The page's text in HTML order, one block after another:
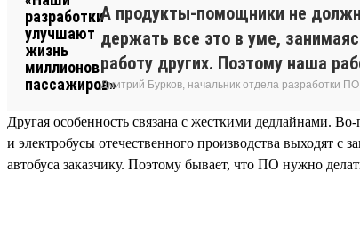
А продукты-помощники не
держать все это в уме,
работу других. Поэтому наша
Дмитрий Бурков, начальник отдела разработки ПО
Другая особенность связана с жесткими дедлайнами.
и электробусы отечественного производства выходят
автобуса заказчику. Поэтому бывает, что ПО нужно